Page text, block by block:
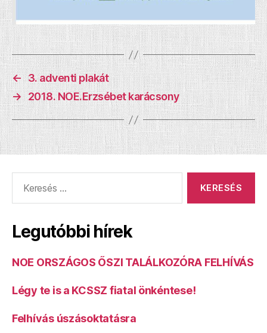
← 3. adventi plakát
→ 2018. NOE.Erzsébet karácsony
Legutóbbi hírek
NOE ORSZÁGOS ŐSZI TALÁLKOZÓRA FELHÍVÁS
Légy te is a KCSSZ fiatal önkéntese!
Felhívás úszásoktatásra